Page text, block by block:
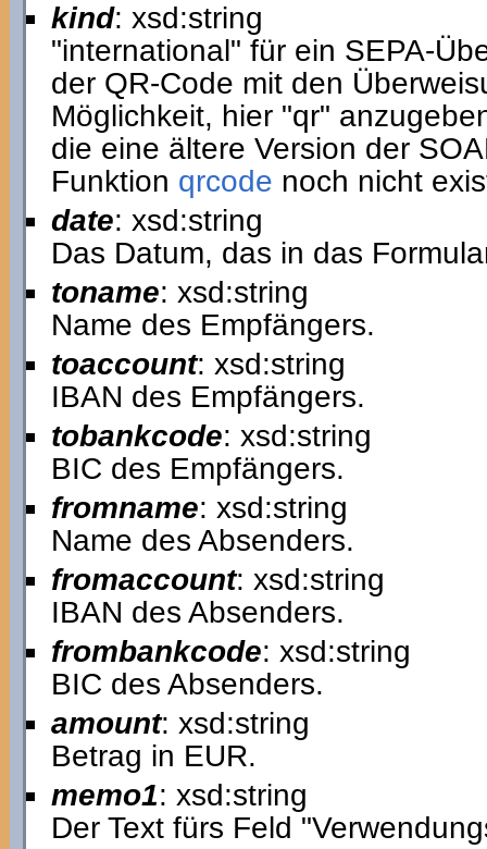
kind: xsd:string
"international" für ein SEPA-
der QR-Code mit den
Möglichkeit, hier "qr"
die eine ältere Version der
Funktion qrcode noch nicht
date: xsd:string
Das Datum, das in das
toname: xsd:string
Name des Empfängers.
toaccount: xsd:string
IBAN des Empfängers.
tobankcode: xsd:string
BIC des Empfängers.
fromname: xsd:string
Name des Absenders.
fromaccount: xsd:string
IBAN des Absenders.
frombankcode: xsd:string
BIC des Absenders.
amount: xsd:string
Betrag in EUR.
memo1: xsd:string
Der Text fürs Feld